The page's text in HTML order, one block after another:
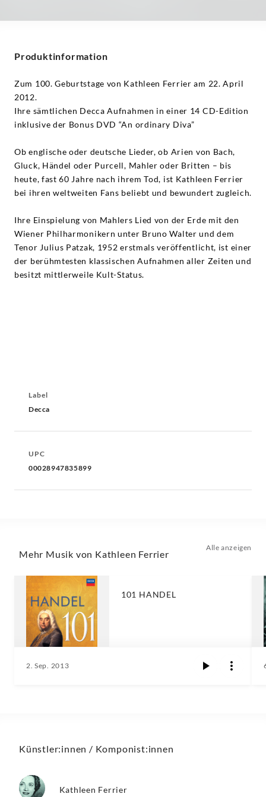
Produktinformation
Zum 100. Geburtstage von Kathleen Ferrier am 22. April
2012.
Ihre sämtlichen Decca Aufnahmen in einer 14 CD-Edition
inklusive der Bonus DVD “An ordinary Diva”
Ob englische oder deutsche Lieder, ob Arien von Bach,
Gluck, Händel oder Purcell, Mahler oder Britten – bis
heute, fast 60 Jahre nach ihrem Tod, ist Kathleen Ferrier
bei ihren weltweiten Fans beliebt und bewundert zugleich.
Ihre Einspielung von Mahlers Lied von der Erde mit den
Wiener Philharmonikern unter Bruno Walter und dem
Tenor Julius Patzak, 1952 erstmals veröffentlicht, ist einer
der berühmtesten klassischen Aufnahmen aller Zeiten und
besitzt mittlerweile Kult-Status.
Label
Decca
UPC
00028947835899
Mehr Musik von Kathleen Ferrier
Alle anzeigen
101 HANDEL
2. Sep. 2013
Künstler:innen / Komponist:innen
Kathleen Ferrier